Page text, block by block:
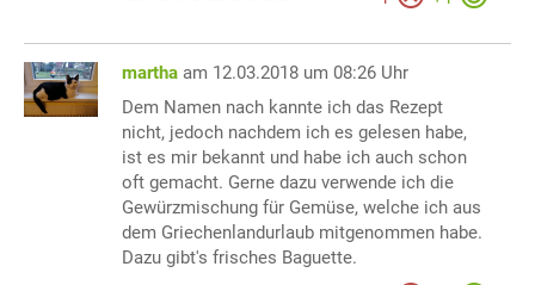
martha am 12.03.2018 um 08:26 Uhr
Dem Namen nach kannte ich das Rezept
nicht, jedoch nachdem ich es gelesen habe,
ist es mir bekannt und habe ich auch schon
oft gemacht. Gerne dazu verwende ich die
Gewürzmischung für Gemüse, welche ich aus
dem Griechenlandurlaub mitgenommen habe.
Dazu gibt's frisches Baguette.